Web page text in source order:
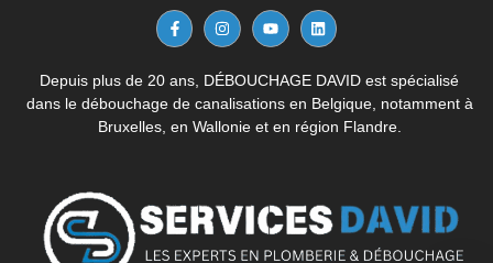
Depuis plus de 20 ans, DÉBOUCHAGE DAVID est spécialisé
dans le débouchage de canalisations en Belgique, notamment à
Bruxelles, en Wallonie et en région Flandre.